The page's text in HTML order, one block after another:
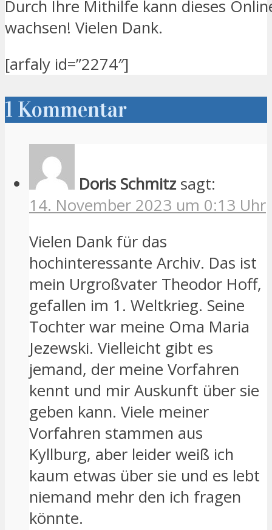
Durch Ihre Mithilfe kann dieses
wachsen! Vielen Dank.
[arfaly id=”2274″]
1 Kommentar
Doris Schmitz sagt:
14. November 2023 um 0:13 Uhr
Vielen Dank für das
hochinteressante Archiv. Das ist
mein Urgroßvater Theodor Hoff,
gefallen im 1. Weltkrieg. Seine
Tochter war meine Oma Maria
Jezewski. Vielleicht gibt es
jemand, der meine Vorfahren
kennt und mir Auskunft über sie
geben kann. Viele meiner
Vorfahren stammen aus
Kyllburg, aber leider weiß ich
kaum etwas über sie und es lebt
niemand mehr den ich fragen
könnte.